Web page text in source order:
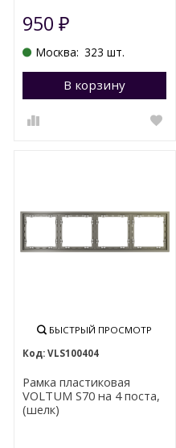
950₽
Москва: 323 шт.
В корзину
БЫСТРЫЙ ПРОСМОТР
VLS100404
Рамка пластиковая
VOLTUM S70 на 4 поста,
(шелк)